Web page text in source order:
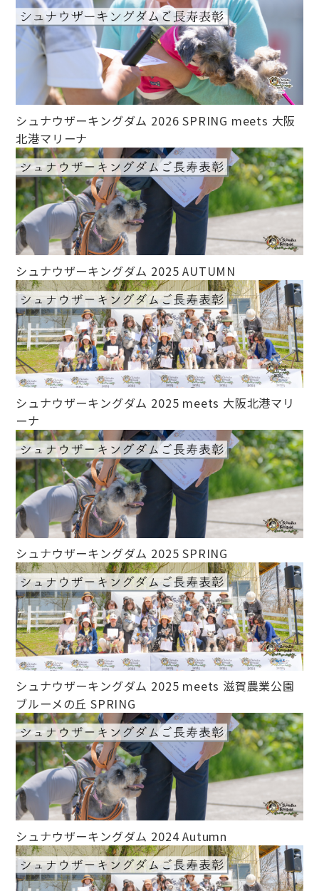
シュナウザーキングダム 2026 SPRING meets 大阪
北港マリーナ
シュナウザーキングダム 2025 AUTUMN
シュナウザーキングダム 2025 meets 大阪北港マリ
ーナ
シュナウザーキングダム 2025 SPRING
シュナウザーキングダム 2025 meets 滋賀農業公園
ブルーメの丘 SPRING
シュナウザーキングダム 2024 Autumn